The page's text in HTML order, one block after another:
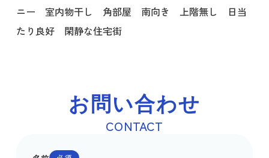
ニー 室内物干し 角部屋 南向き 上階無し 日当
たり良好 閑静な住宅街
お問い合わせ
CONTACT